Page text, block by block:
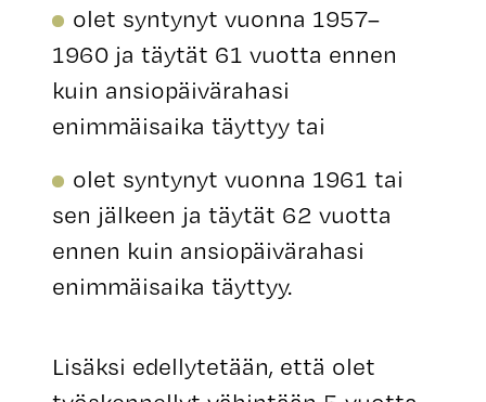
olet syntynyt vuonna 1957–
1960 ja täytät 61 vuotta ennen
kuin ansiopäivärahasi
enimmäisaika täyttyy tai
olet syntynyt vuonna 1961 tai
sen jälkeen ja täytät 62 vuotta
ennen kuin ansiopäivärahasi
enimmäisaika täyttyy.
Lisäksi edellytetään, että olet